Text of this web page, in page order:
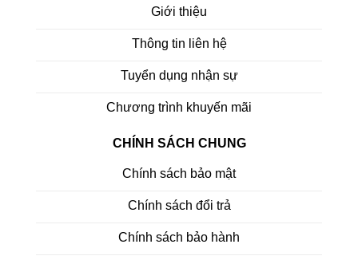
Giới thiệu
Thông tin liên hệ
Tuyển dụng nhận sự
Chương trình khuyến mãi
CHÍNH SÁCH CHUNG
Chính sách bảo mật
Chính sách đổi trả
Chính sách bảo hành